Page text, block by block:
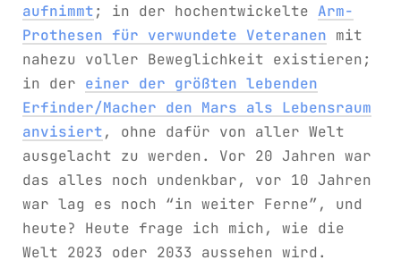
aufnimmt; in der hochentwickelte Arm-
Prothesen für verwundete Veteranen mit
nahezu voller Beweglichkeit existieren;
in der einer der größten lebenden
Erfinder/Macher den Mars als Lebensraum
anvisiert, ohne dafür von aller Welt
ausgelacht zu werden. Vor 20 Jahren war
das alles noch undenkbar, vor 10 Jahren
war lag es noch “in weiter Ferne”, und
heute? Heute frage ich mich, wie die
Welt 2023 oder 2033 aussehen wird.